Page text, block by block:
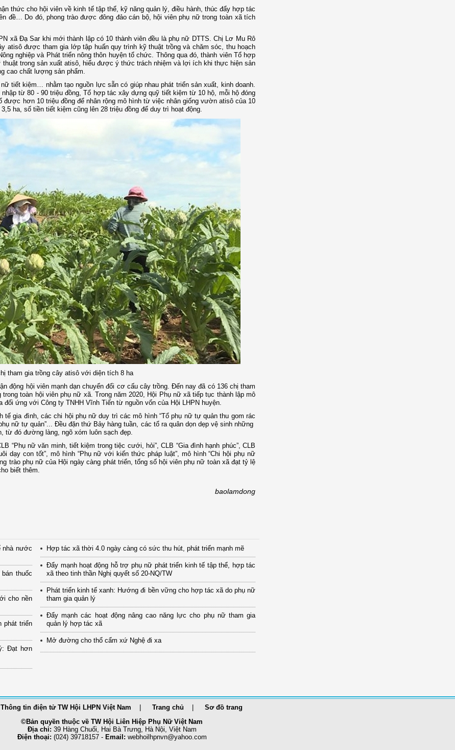
thức cho hội viên về kinh tế tập thể, kỹ năng quản lý, điều hành, thúc đẩy hợp tác
đề… Do đó, phong trào được đông đảo cán bộ, hội viên phụ nữ trong toàn xã tích
xã Đạ Sar khi mới thành lập có 10 thành viên đều là phụ nữ DTTS. Chị Lơ Mu Rô
atisô được tham gia lớp tập huấn quy trình kỹ thuật trồng và chăm sóc, thu hoạch
nghiệp và Phát triển nông thôn huyện tổ chức. Thông qua đó, thành viên Tổ hợp
trong sản xuất atisô, hiểu được ý thức trách nhiệm và lợi ích khi thực hiện sản
cao chất lượng sản phẩm.
tiết kiệm… nhằm tạo nguồn lực sẵn có giúp nhau phát triển sản xuất, kinh doanh.
từ 80 - 90 triệu đồng, Tổ hợp tác xây dựng quỹ tiết kiệm từ 10 hộ, mỗi hộ đóng
được hơn 10 triệu đồng để nhân rộng mô hình từ việc nhân giống vườn atisô của 10
ha, số tiền tiết kiệm cũng lên 28 triệu đồng để duy trì hoạt động.
tham gia trồng cây atisô với diện tích 8 ha
động hội viên mạnh dạn chuyển đổi cơ cấu cây trồng. Đến nay đã có 136 chị tham
toàn hội viên phụ nữ xã. Trong năm 2020, Hội Phụ nữ xã tiếp tục thành lập mô
đối ứng với Công ty TNHH Vĩnh Tiến từ nguồn vốn của Hội LHPN huyện.
gia đình, các chi hội phụ nữ duy trì các mô hình “Tổ phụ nữ tự quản thu gom rác
nữ tự quản”... Đều đặn thứ Bảy hàng tuần, các tổ ra quân dọn dẹp vệ sinh những
từ đó đường làng, ngõ xóm luôn sạch đẹp.
“Phụ nữ văn minh, tiết kiệm trong tiệc cưới, hỏi”, CLB “Gia đình hạnh phúc”, CLB
dạy con tốt”, mô hình “Phụ nữ với kiến thức pháp luật”, mô hình “Chi hội phụ nữ
trào phụ nữ của Hội ngày càng phát triển, tổng số hội viên phụ nữ toàn xã đạt tỷ lệ
biết thêm.
baolamdong
nhà nước
thuốc
cho nền
phát triển
Đạt hơn
Hợp tác xã thời 4.0 ngày càng có sức thu hút, phát triển mạnh mẽ
Đẩy mạnh hoạt động hỗ trợ phụ nữ phát triển kinh tế tập thể, hợp tác
xã theo tinh thần Nghị quyết số 20-NQ/TW
Phát triển kinh tế xanh: Hướng đi bền vững cho hợp tác xã do phụ nữ
tham gia quản lý
Đẩy mạnh các hoạt động nâng cao năng lực cho phụ nữ tham gia
quản lý hợp tác xã
Mở đường cho thổ cẩm xứ Nghệ đi xa
tin điện tử TW Hội LHPN Việt Nam Trang chủ
Sơ đồ trang
©Bản quyền thuộc về TW Hội Liên Hiệp Phụ Nữ Việt Nam
Địa chỉ: 39 Hàng Chuối, Hai Bà Trưng, Hà Nội, Việt Nam
Điện thoại: (024) 39718157 - Email: webhoilhpnvn@yahoo.com